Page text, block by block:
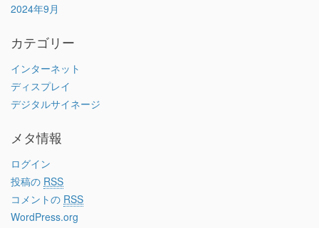
2024年9月
カテゴリー
インターネット
ディスプレイ
デジタルサイネージ
メタ情報
ログイン
投稿の RSS
コメントの RSS
WordPress.org